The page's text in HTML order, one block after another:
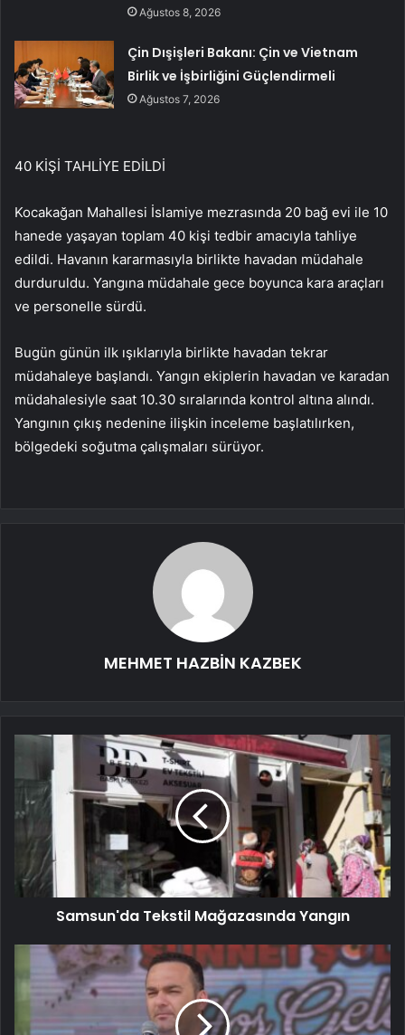
Ağustos 8, 2026
Çin Dışişleri Bakanı: Çin ve Vietnam
Birlik ve İşbirliğini Güçlendirmeli
Ağustos 7, 2026
40 KİŞİ TAHLİYE EDİLDİ
Kocakağan Mahallesi İslamiye mezrasında 20 bağ evi ile 10
hanede yaşayan toplam 40 kişi tedbir amacıyla tahliye
edildi. Havanın kararmasıyla birlikte havadan müdahale
durduruldu. Yangına müdahale gece boyunca kara araçları
ve personelle sürdü.
Bugün günün ilk ışıklarıyla birlikte havadan tekrar
müdahaleye başlandı. Yangın ekiplerin havadan ve karadan
müdahalesiyle saat 10.30 sıralarında kontrol altına alındı.
Yangının çıkış nedenine ilişkin inceleme başlatılırken,
bölgedeki soğutma çalışmaları sürüyor.
MEHMET HAZBİN KAZBEK
Samsun'da Tekstil Mağazasında Yangın